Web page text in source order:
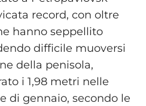
record, con oltre
hanno seppellito
difficile muoversi
della penisola,
i 1,98 metri nelle
di gennaio, secondo le